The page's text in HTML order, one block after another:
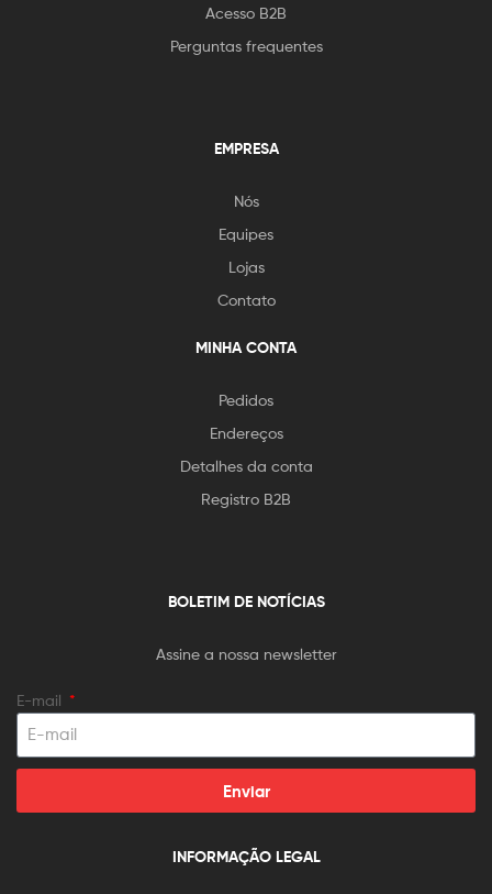
Acesso B2B
Perguntas frequentes
EMPRESA
Nós
Equipes
Lojas
Contato
MINHA CONTA
Pedidos
Endereços
Detalhes da conta
Registro B2B
BOLETIM DE NOTÍCIAS
Assine a nossa newsletter
E-mail
Enviar
INFORMAÇÃO LEGAL